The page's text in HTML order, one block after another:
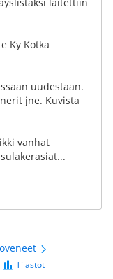
Ky Kotka
uudestaan.
jne. Kuvista
vanhat
Tilastot